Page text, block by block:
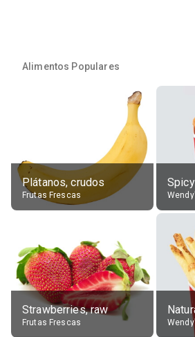
Alimentos Populares
Plátanos, crudos
Frutas Frescas
Strawberries, raw
Frutas Frescas